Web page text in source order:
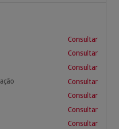
Consultar
Consultar
Consultar
Consultar
Consultar
Consultar
Consultar